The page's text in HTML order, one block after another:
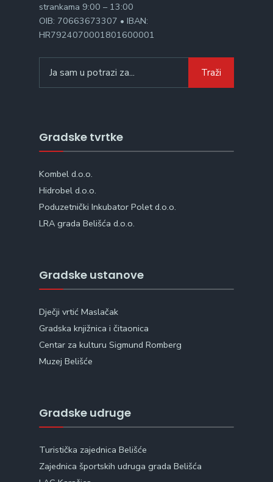
strankama 9:00 – 13:00
OIB: 70663673307 • IBAN:
HR7924070001801600001
for:
Traži
Gradske tvrtke
Kombel d.o.o.
Hidrobel d.o.o.
Poduzetnički Inkubator Polet d.o.o.
LRA grada Belišća d.o.o.
Gradske ustanove
Dječji vrtić Maslačak
Gradska knjižnica i čitaonica
Centar za kulturu Sigmund Romberg
Muzej Belišće
Gradske udruge
Turistička zajednica Belišće
Zajednica športskih udruga grada Belišća